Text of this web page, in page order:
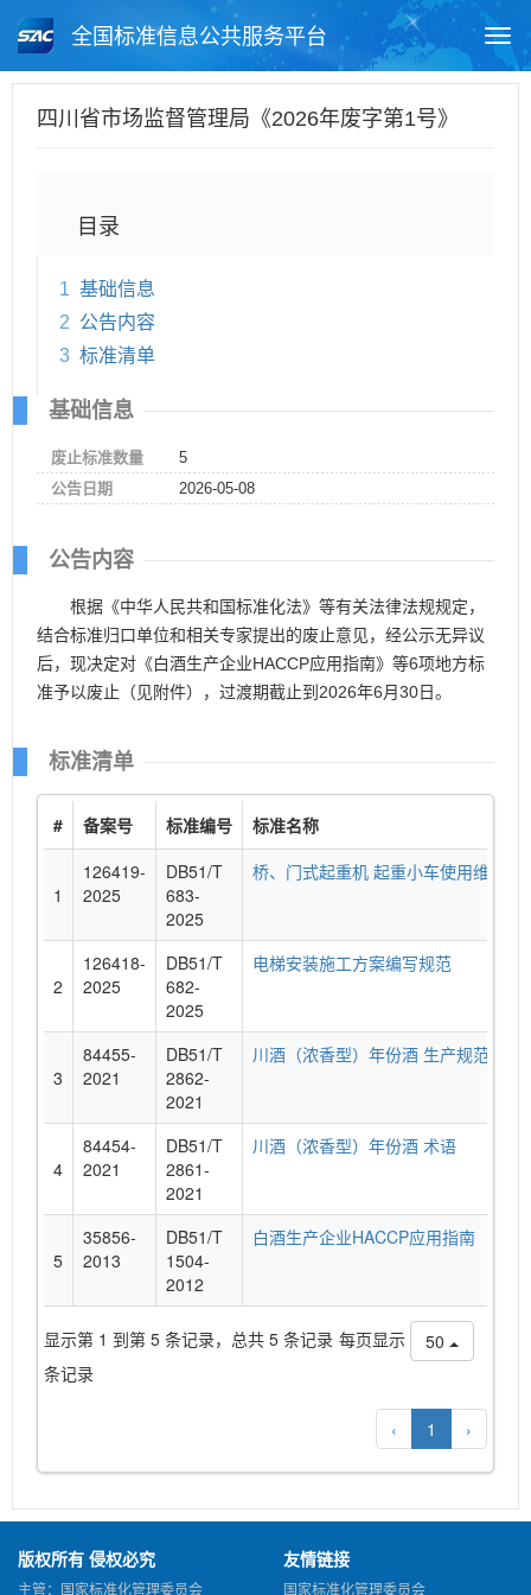
全国标准信息公共服务平台
四川省市场监督管理局《2026年废字第1号》
目录
1 基础信息
2 公告内容
3 标准清单
基础信息
废止标准数量
5
公告日期
2026-05-08
公告内容
根据《中华人民共和国标准化法》等有关法律法规规定，
结合标准归口单位和相关专家提出的废止意见，经公示无异议
后，现决定对《白酒生产企业HACCP应用指南》等6项地方标
准予以废止（见附件），过渡期截止到2026年6月30日。
标准清单
# 备案号 标准编号 标准名称
1
126419-
2025
DB51/T
683-
2025
桥、门式起重机 起重小车使用维护规
2
126418-
2025
DB51/T
682-
2025
电梯安装施工方案编写规范
3
84455-
2021
DB51/T
2862-
2021
川酒（浓香型）年份酒 生产规范
4
84454-
2021
DB51/T
2861-
2021
川酒（浓香型）年份酒 术语
5
35856-
2013
DB51/T
1504-
2012
白酒生产企业HACCP应用指南
显示第 1 到第 5 条记录，总共 5 条记录 每页显示
50
条记录
‹ 1 ›
版权所有 侵权必究
主管：国家标准化管理委员会
友情链接
国家标准化管理委员会